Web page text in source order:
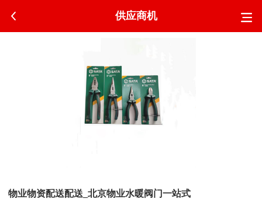
供应商机
物业物资配送配送_北京物业水暖阀门一站式